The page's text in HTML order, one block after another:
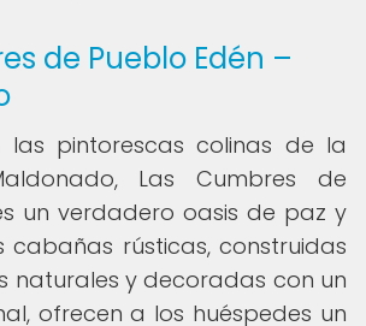
de Pueblo Edén –
las pintorescas colinas de la
Las Cumbres de
un verdadero oasis de paz y
cabañas rústicas, construidas
naturales y decoradas con un
ofrecen a los huéspedes un